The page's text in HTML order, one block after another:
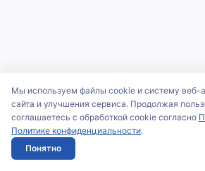
Мы используем файлы cookie и систему веб-
сайта и улучшения сервиса. Продолжая
соглашаетесь с обработкой cookie согласно
Политике конфиденциальности.
Понятно